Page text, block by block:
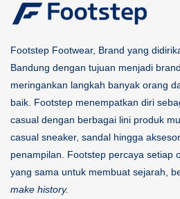
Footstep Footwear, Brand yang
Bandung dengan tujuan menjadi
meringankan langkah banyak orang
baik. Footstep menempatkan diri
casual dengan berbagai lini produk
casual sneaker, sandal hingga
penampilan. Footstep percaya setiap
yang sama untuk membuat sejarah,
make history.